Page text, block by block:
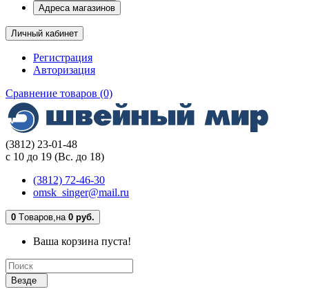
Адреса магазинов
Личный кабинет
Регистрация
Авторизация
Сравнение товаров (0)
(3812) 23-01-48
с 10 до 19 (Вс. до 18)
(3812) 72-46-30
omsk_singer@mail.ru
0 Tоваров,на 0 руб.
Ваша корзина пуста!
Везде